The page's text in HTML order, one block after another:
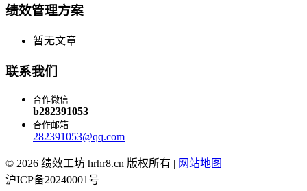
绩效管理方案
暂无文章
联系我们
合作微信
b282391053
合作邮箱
282391053@qq.com
© 2026 绩效工坊 hrhr8.cn 版权所有 | 网站地图
沪ICP备20240001号